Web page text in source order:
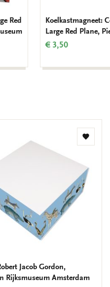
Red
Koelkastmagneet:
Large Red Plane,
€ 3,50
Jacob Gordon,
Rijksmuseum Amsterdam